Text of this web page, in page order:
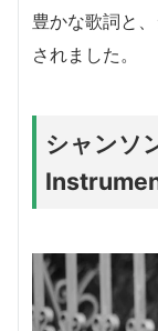
豊かな歌詞と
されました。
シャンソ